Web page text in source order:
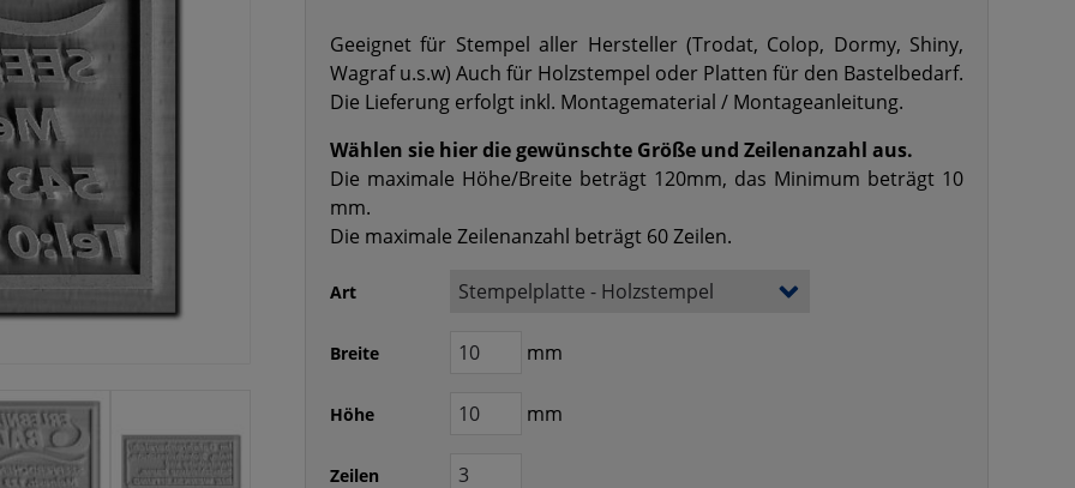
Geeignet für Stempel aller Hersteller (Trodat, Colop, Dormy, Shiny,
Wagraf u.s.w) Auch für Holzstempel oder Platten für den Bastelbedarf.
Die Lieferung erfolgt inkl. Montagematerial / Montageanleitung.
Wählen sie hier die gewünschte Größe und Zeilenanzahl aus.
Die maximale Höhe/Breite beträgt 120mm, das Minimum beträgt 10
mm.
Die maximale Zeilenanzahl beträgt 60 Zeilen.
Art
Breite mm
Höhe mm
Zeilen